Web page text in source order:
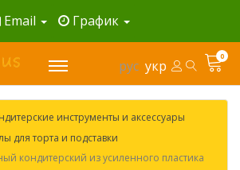
Email График
рус укр
0
инструменты и аксессуары
для торта и подставки
кондитерский из усиленного пластика